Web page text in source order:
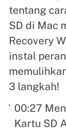
tentang
SD di Mac
Recovery
instal
3 langkah!
00:27
Kartu SD